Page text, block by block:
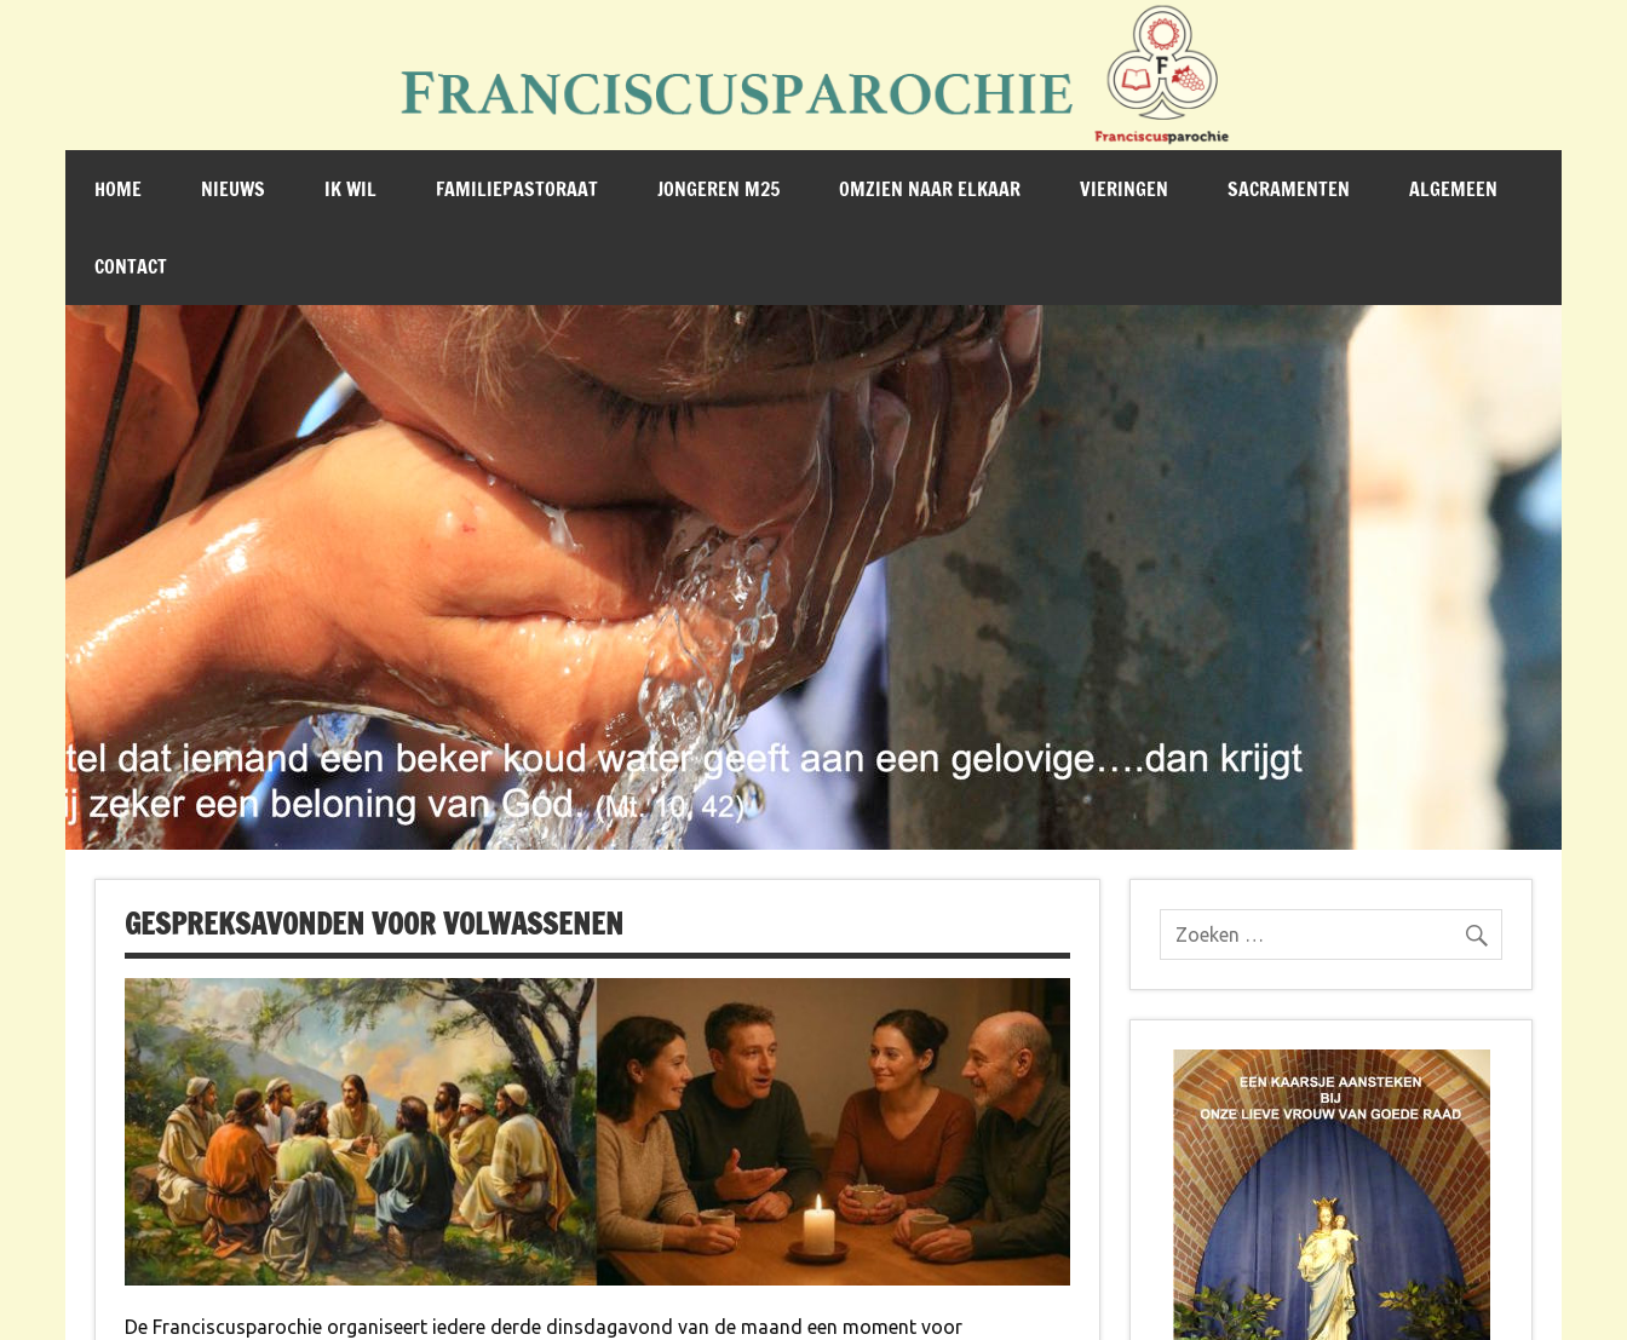
Franciscusparochie Meierijstad
HOME NIEUWS IK WIL FAMILIEPASTORAAT JONGEREN M25 OMZIEN NAAR ELKAAR VIERINGEN SACRAMENTEN ALGEMEEN
CONTACT
GESPREKSAVONDEN VOOR VOLWASSENEN
De Franciscusparochie organiseert iedere derde dinsdagavond van de maand een moment voor